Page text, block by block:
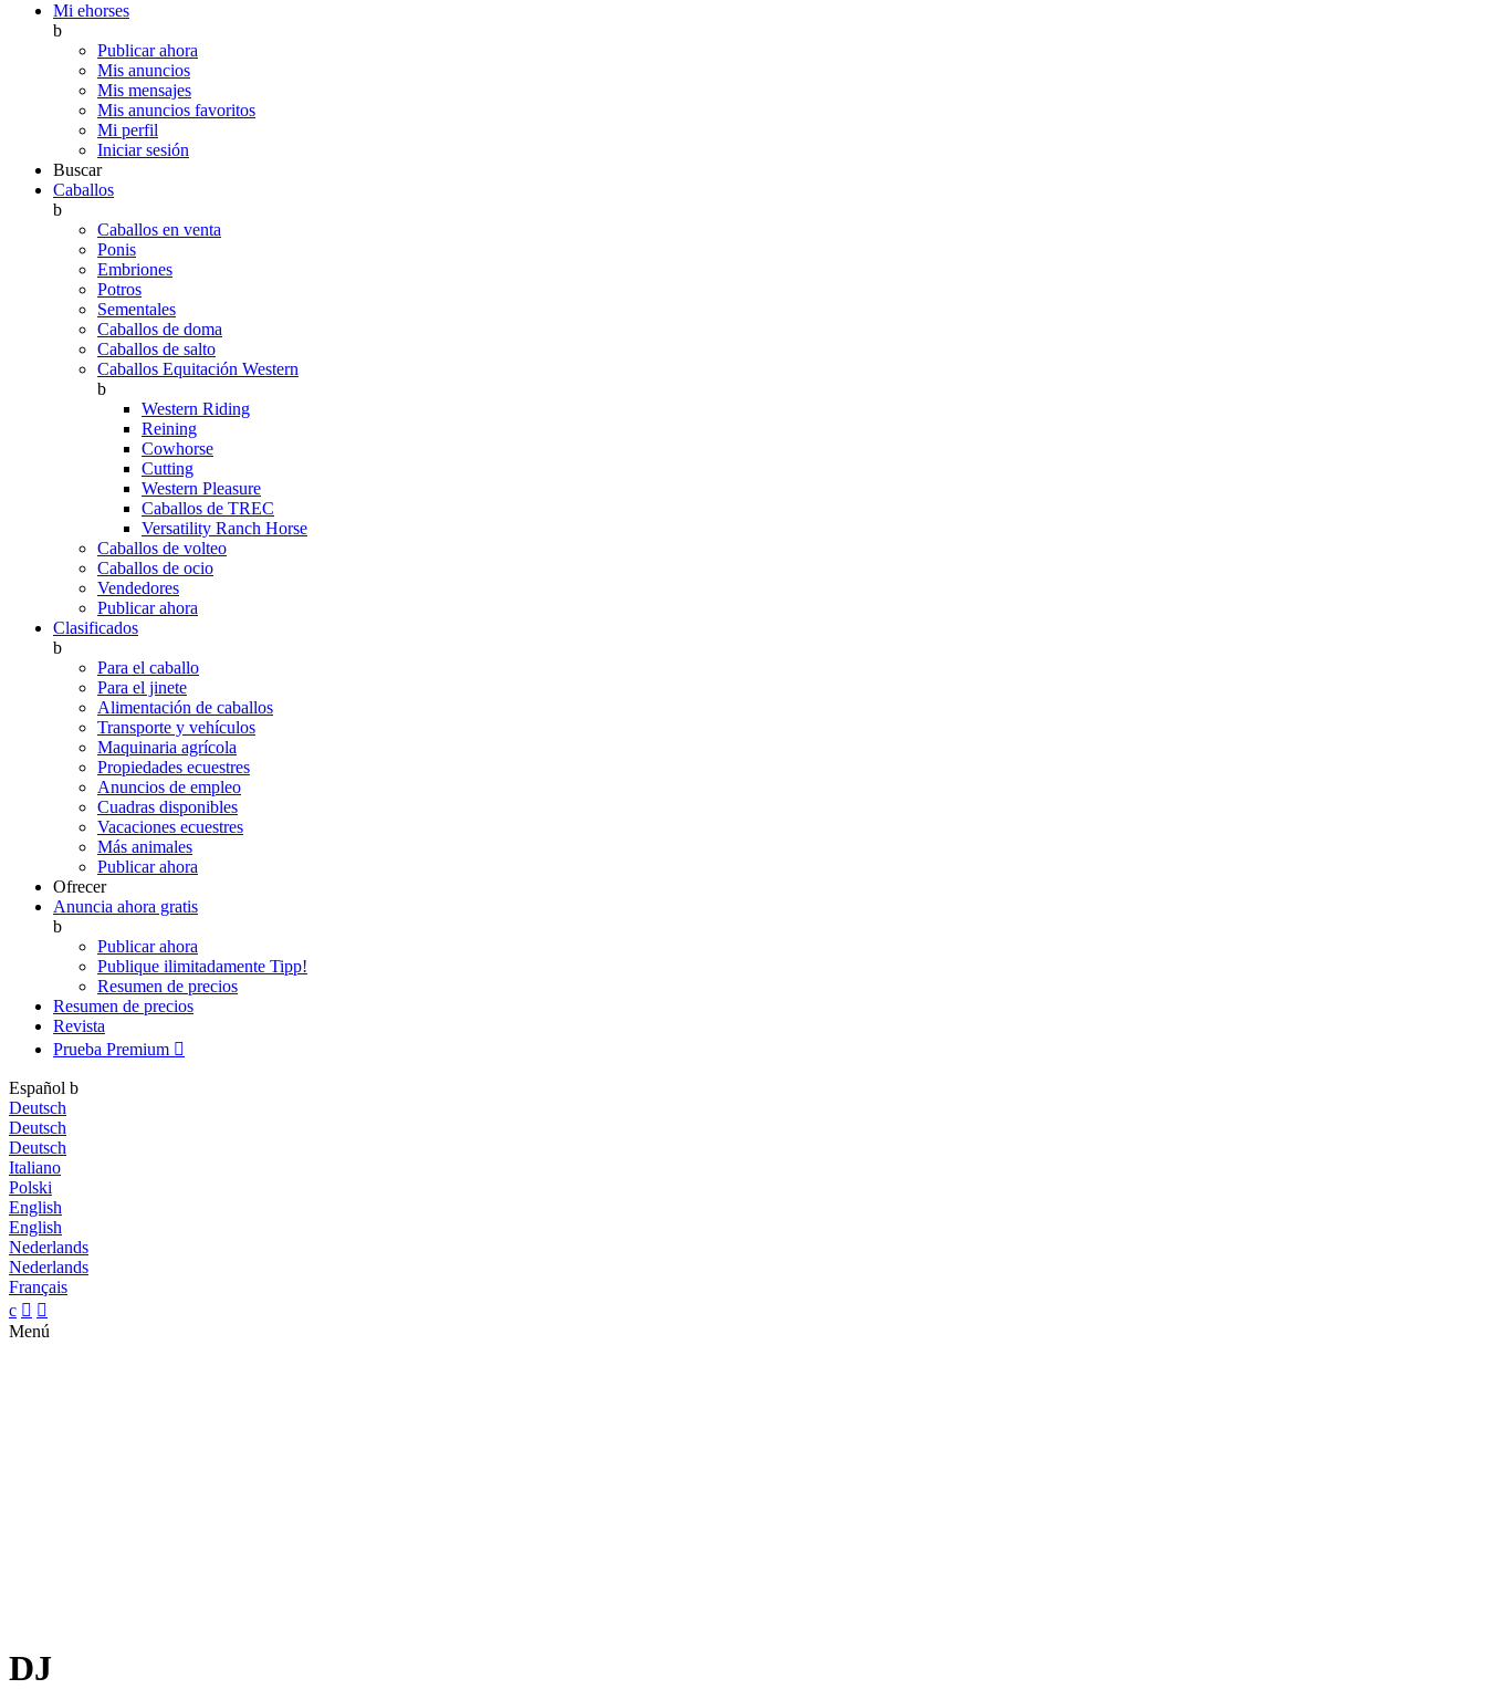
Mi ehorses
b
Publicar ahora
Mis anuncios
Mis mensajes
Mis anuncios favoritos
Mi perfil
Iniciar sesión
Buscar
Caballos
b
Caballos en venta
Ponis
Embriones
Potros
Sementales
Caballos de doma
Caballos de salto
Caballos Equitación Western
b
Western Riding
Reining
Cowhorse
Cutting
Western Pleasure
Caballos de TREC
Versatility Ranch Horse
Caballos de volteo
Caballos de ocio
Vendedores
Publicar ahora
Clasificados
b
Para el caballo
Para el jinete
Alimentación de caballos
Transporte y vehículos
Maquinaria agrícola
Propiedades ecuestres
Anuncios de empleo
Cuadras disponibles
Vacaciones ecuestres
Más animales
Publicar ahora
Ofrecer
Anuncia ahora gratis
b
Publicar ahora
Publique ilimitadamente Tipp!
Resumen de precios
Resumen de precios
Revista
Prueba Premium 
Español b
Deutsch
Deutsch
Deutsch
Italiano
Polski
English
English
Nederlands
Nederlands
Français
c  
Menú
DJ